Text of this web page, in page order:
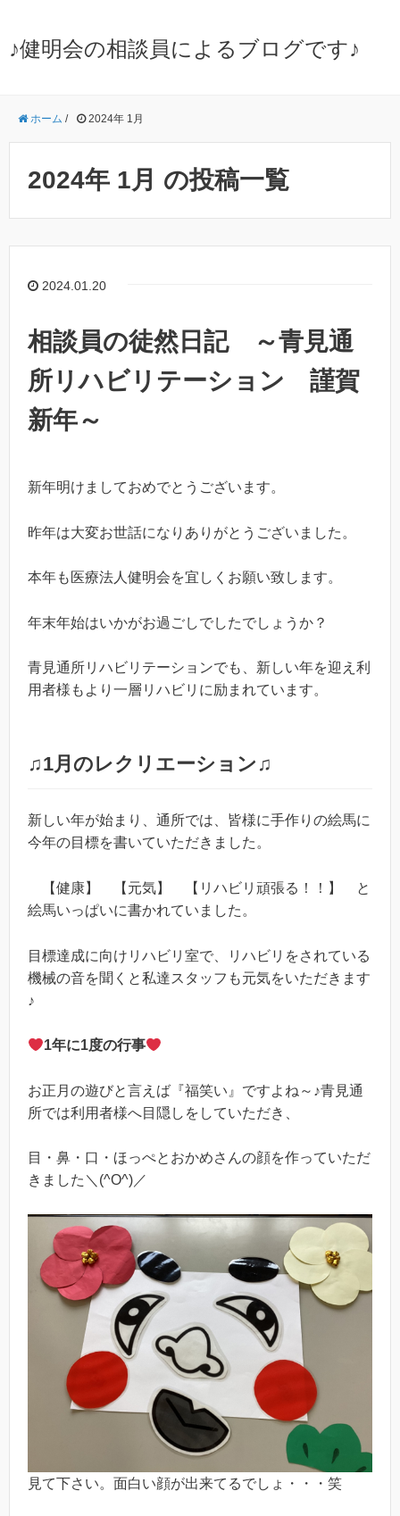
♪健明会の相談員によるブログです♪
ホーム / 2024年 1月
2024年 1月 の投稿一覧
2024.01.20
相談員の徒然日記 ～青見通
所リハビリテーション 謹賀
新年～
新年明けましておめでとうございます。
昨年は大変お世話になりありがとうございました。
本年も医療法人健明会を宜しくお願い致します。
年末年始はいかがお過ごしでしたでしょうか？
青見通所リハビリテーションでも、新しい年を迎え利
用者様もより一層リハビリに励まれています。
♫1月のレクリエーション♫
新しい年が始まり、通所では、皆様に手作りの絵馬に
今年の目標を書いていただきました。
【健康】 【元気】 【リハビリ頑張る！！】 と
絵馬いっぱいに書かれていました。
目標達成に向けリハビリ室で、リハビリをされている
機械の音を聞くと私達スタッフも元気をいただきます
♪
1年に1度の行事
お正月の遊びと言えば『福笑い』ですよね～♪青見通
所では利用者様へ目隠しをしていただき、
目・鼻・口・ほっぺとおかめさんの顔を作っていただ
きました＼(^O^)／
見て下さい。面白い顔が出来てるでしょ・・・笑